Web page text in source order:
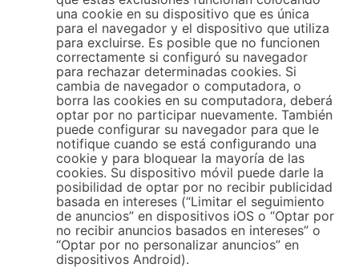
una cookie en su dispositivo que es única
para el navegador y el dispositivo que utiliza
para excluirse. Es posible que no funcionen
correctamente si configuró su navegador
para rechazar determinadas cookies. Si
cambia de navegador o computadora, o
borra las cookies en su computadora, deberá
optar por no participar nuevamente. También
puede configurar su navegador para que le
notifique cuando se está configurando una
cookie y para bloquear la mayoría de las
cookies. Su dispositivo móvil puede darle la
posibilidad de optar por no recibir publicidad
basada en intereses (“Limitar el seguimiento
de anuncios” en dispositivos iOS o “Optar por
no recibir anuncios basados en intereses” o
“Optar por no personalizar anuncios” en
dispositivos Android).